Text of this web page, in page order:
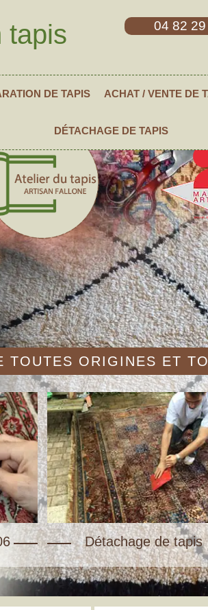
tapis 04 82
DE TAPIS ACHAT / VENTE DE
DÉTACHAGE DE TAPIS
TOUTES ORIGINES ET
Détachage de tapis